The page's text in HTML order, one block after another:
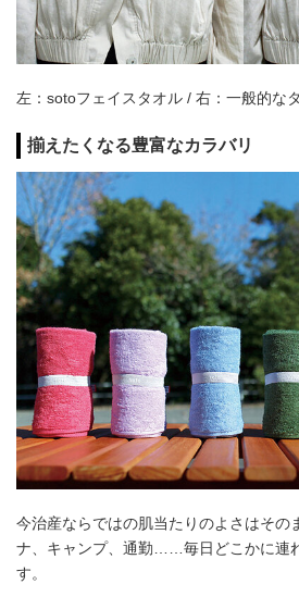
左：sotoフェイスタオル / 右：一般的な
揃えたくなる豊富なカラバリ
今治産ならではの肌当たりのよさはその
ナ、キャンプ、通勤……毎日どこかに連
す。